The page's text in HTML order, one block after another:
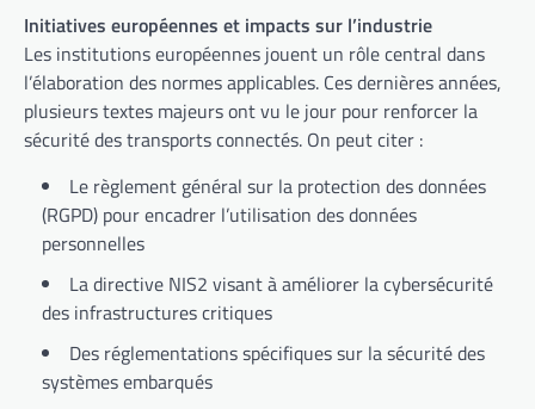
Initiatives européennes et impacts sur l’industrie
Les institutions européennes jouent un rôle central dans
l’élaboration des normes applicables. Ces dernières années,
plusieurs textes majeurs ont vu le jour pour renforcer la
sécurité des transports connectés. On peut citer :
Le règlement général sur la protection des données
(RGPD) pour encadrer l’utilisation des données
personnelles
La directive NIS2 visant à améliorer la cybersécurité
des infrastructures critiques
Des réglementations spécifiques sur la sécurité des
systèmes embarqués